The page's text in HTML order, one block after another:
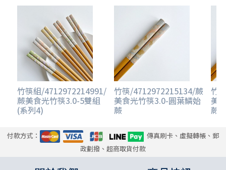
竹筷組/4712972214991/
蕨美食光竹筷3.0-5雙組
(系列4)
竹筷/4712972215134/蕨
美食光竹筷3.0-圓葉鱗始
蕨
竹
美
蕨
付款方式：
傳真刷卡、虛擬轉帳、郵
政劃撥、超商取貨付款